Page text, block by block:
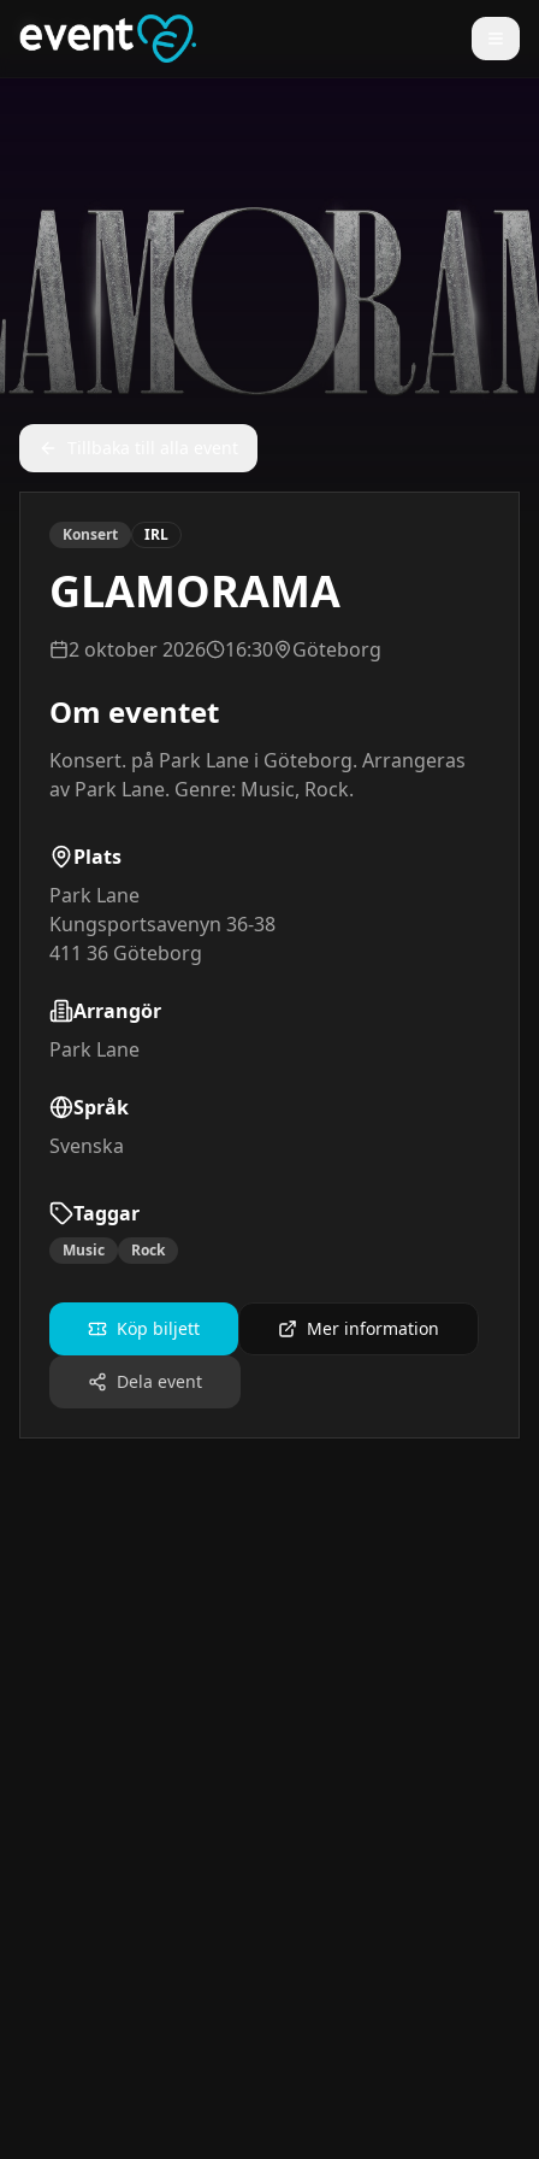
Konsert IRL
GLAMORAMA
2 oktober 2026 16:30 Göteborg
Om eventet
Konsert. på Park Lane i Göteborg. Arrangeras
av Park Lane. Genre: Music, Rock.
Plats
Park Lane
Kungsportsavenyn 36-38
411 36 Göteborg
Arrangör
Park Lane
Språk
Svenska
Taggar
Music Rock
Köp biljett Mer information
Dela event